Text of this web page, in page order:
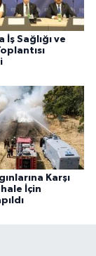
İş Sağlığı ve
Karşı
İçin